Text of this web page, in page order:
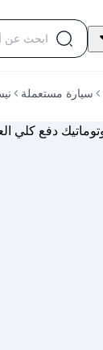
سيارة مستعملة